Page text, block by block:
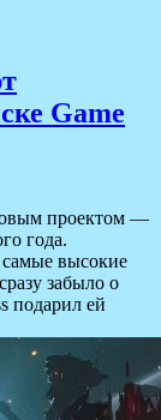
Game
проектом —
года.
высокие
забыло о
подарил ей